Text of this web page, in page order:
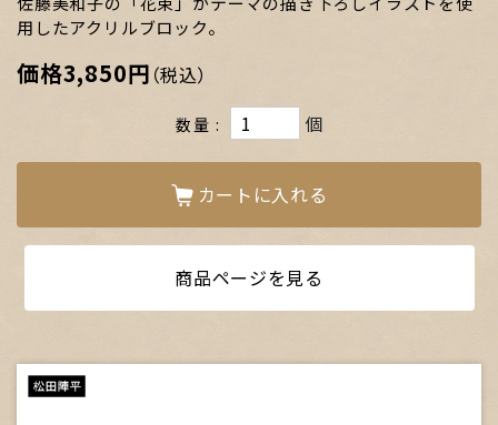
用したアクリルブロック。
価格3,850円 （税込）
数量 個
カートに入れる
商品ページを見る